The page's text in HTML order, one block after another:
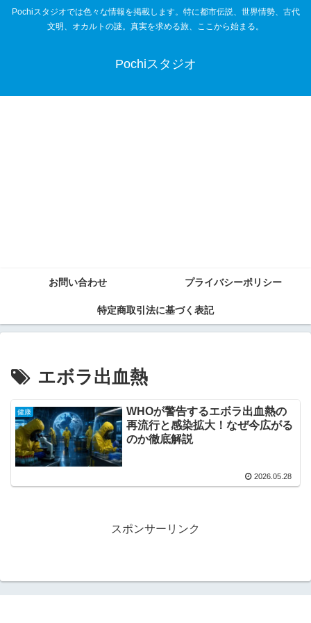
Pochiスタジオでは色々な情報を掲載します。特に都市伝説、世界情勢、古代
文明、オカルトの謎。真実を求める旅、ここから始まる。
Pochiスタジオ
お問い合わせ プライバシーポリシー
特定商取引法に基づく表記
エボラ出血熱
健康
WHOが警告するエボラ出血熱の
再流行と感染拡大！なぜ今広がる
のか徹底解説
2026.05.28
スポンサーリンク